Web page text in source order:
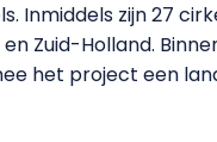
Inmiddels zijn 27
Zuid-Holland.
het project een